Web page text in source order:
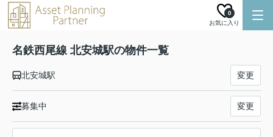
お気に入り
0
名鉄西尾線 北安城駅の物件一覧
北安城駅 変更
募集中 変更